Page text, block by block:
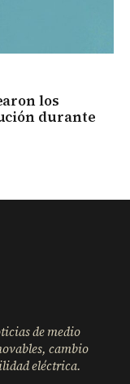
los
durante
de medio
cambio
eléctrica.